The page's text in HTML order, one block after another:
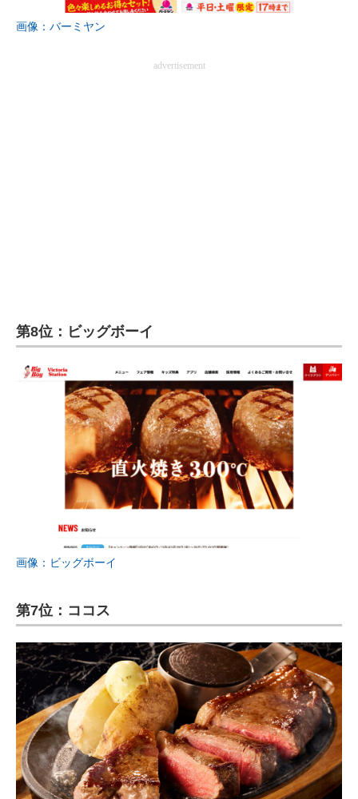
画像：バーミヤン
advertisement
第8位：ビッグボーイ
画像：ビッグボーイ
第7位：ココス